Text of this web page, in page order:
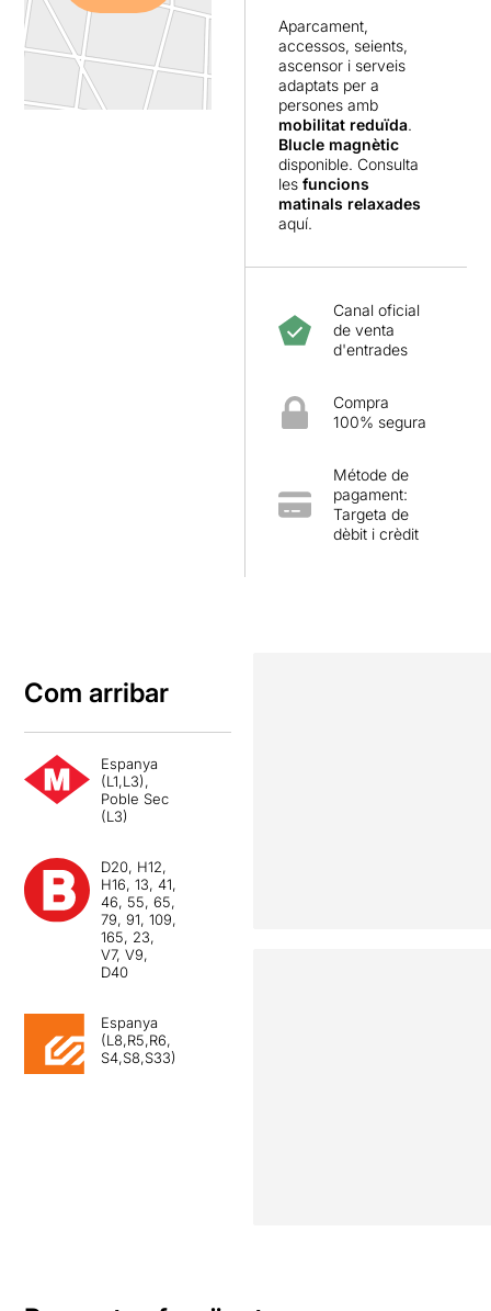
Aparcament,
accessos, seients,
ascensor i serveis
adaptats per a
persones amb
mobilitat reduïda.
Blucle magnètic
disponible. Consulta
les funcions
matinals relaxades
aquí.
Canal oficial
de venta
d'entrades
Compra
100% segura
Métode de
pagament:
Targeta de
dèbit i crèdit
Com arribar
Espanya
(L1,L3),
Poble Sec
(L3)
D20, H12,
H16, 13, 41,
46, 55, 65,
79, 91, 109,
165, 23,
V7, V9,
D40
Espanya
(L8,R5,R6,
S4,S8,S33)